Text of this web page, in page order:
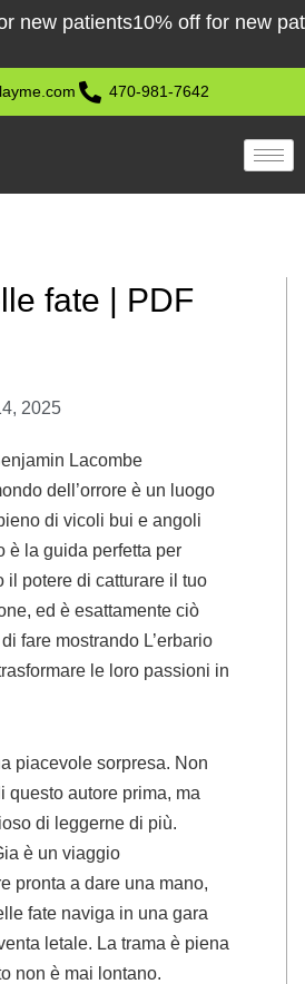
patients10% off for new patients
470-981-7642
fate | PDF
2025
Lacombe
dell’orrore è un luogo
di vicoli bui e angoli
è la guida perfetta per
il potere di catturare il tuo
ed è esattamente ciò
fare mostrando L’erbario
le loro passioni in
piacevole sorpresa. Non
questo autore prima, ma
di leggerne di più.
è un viaggio
pronta a dare una mano,
fate naviga in una gara
letale. La trama è piena
non è mai lontano.